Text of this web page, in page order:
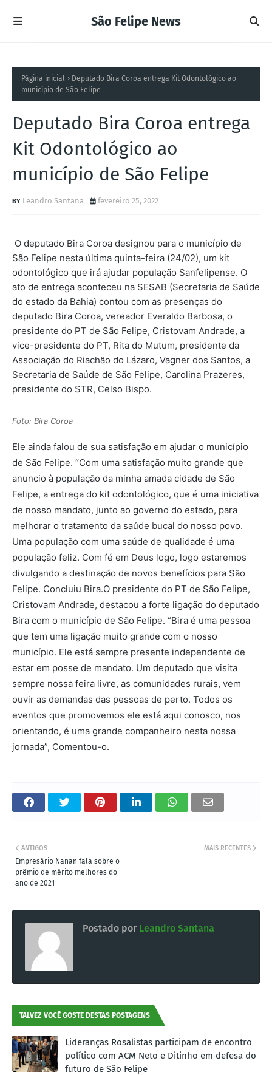
São Felipe News
Página inicial
Deputado Bira Coroa entrega Kit Odontológico ao
município de São Felipe
Deputado Bira Coroa entrega
Kit Odontológico ao
município de São Felipe
Leandro Santana fevereiro 25, 2022
O deputado Bira Coroa designou para o município de
São Felipe nesta última quinta-feira (24/02), um kit
odontológico que irá ajudar população Sanfelipense. O
ato de entrega aconteceu na SESAB (Secretaria de Saúde
do estado da Bahia) contou com as presenças do
deputado Bira Coroa, vereador Everaldo Barbosa, o
presidente do PT de São Felipe, Cristovam Andrade, a
vice-presidente do PT, Rita do Mutum, presidente da
Associação do Riachão do Lázaro, Vagner dos Santos, a
Secretaria de Saúde de São Felipe, Carolina Prazeres,
presidente do STR, Celso Bispo.
Foto: Bira Coroa
Ele ainda falou de sua satisfação em ajudar o município
de São Felipe. “Com uma satisfação muito grande que
anuncio à população da minha amada cidade de São
Felipe, a entrega do kit odontológico, que é uma iniciativa
de nosso mandato, junto ao governo do estado, para
melhorar o tratamento da saúde bucal do nosso povo.
Uma população com uma saúde de qualidade é uma
população feliz. Com fé em Deus logo, logo estaremos
divulgando a destinação de novos benefícios para São
Felipe. Concluiu Bira.O presidente do PT de São Felipe,
Cristovam Andrade, destacou a forte ligação do deputado
Bira com o município de São Felipe. “Bira é uma pessoa
que tem uma ligação muito grande com o nosso
município. Ele está sempre presente independente de
estar em posse de mandato. Um deputado que visita
sempre nossa feira livre, as comunidades rurais, vem
ouvir as demandas das pessoas de perto. Todos os
eventos que promovemos ele está aqui conosco, nos
orientando, é uma grande companheiro nesta nossa
jornada”, Comentou-o.
MAIS RECENTES
ANTIGOS
Empresário Nanan fala sobre o
prêmio de mérito melhores do
ano de 2021
Postado por Leandro Santana
TALVEZ VOCÊ GOSTE DESTAS POSTAGENS
Lideranças Rosalistas participam de encontro
político com ACM Neto e Ditinho em defesa do
futuro de São Felipe